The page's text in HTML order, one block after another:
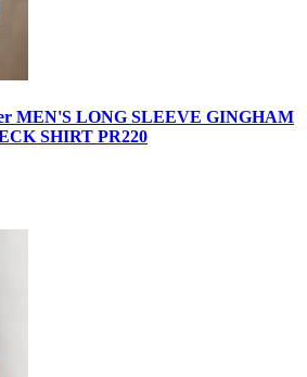
MEN'S LONG SLEEVE GINGHAM
SHIRT PR220